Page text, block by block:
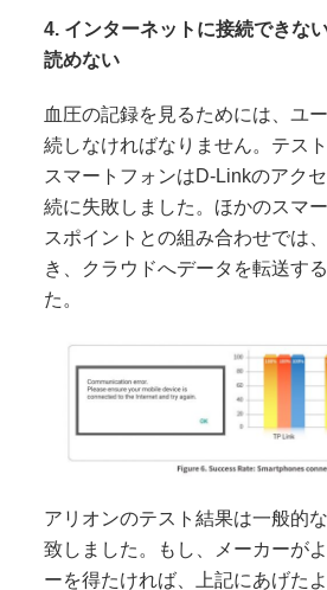
4. インターネットに接続できな
読めない
血圧の記録を見るためには、ユ
続しなければなりません。テス
スマートフォンはD-Linkのアク
続に失敗しました。ほかのスマ
スポイントとの組み合わせでは
き、クラウドへデータを転送す
た。
アリオンのテスト結果は一般的
致しました。もし、メーカーが
ーを得たければ、上記にあげた